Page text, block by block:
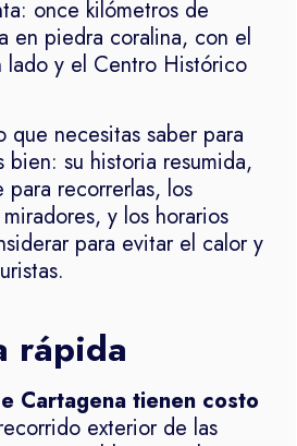
once kilómetros de
en piedra coralina, con el
lado y el Centro Histórico
que necesitas saber para
bien: su historia resumida,
para recorrerlas, los
y los horarios
para evitar el calor y
rápida
Cartagena tienen costo
exterior de las